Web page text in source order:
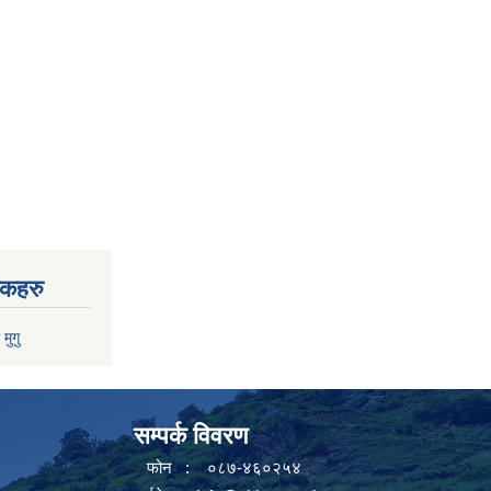
मुगु
सम्पर्क विवरण
फोन : ०८७-४६०२५४